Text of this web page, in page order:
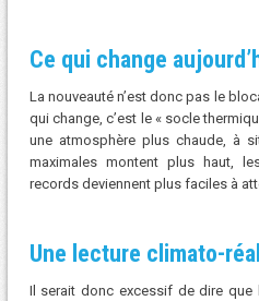
Ce qui change
La nouveauté n’est donc pas le
qui change, c’est le « socle
une atmosphère plus chaude, à
maximales montent plus haut,
records deviennent plus faciles à
Une lecture climato-
Il serait donc excessif de dire